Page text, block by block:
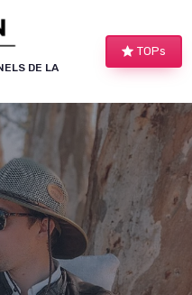
DE LA
TOPs